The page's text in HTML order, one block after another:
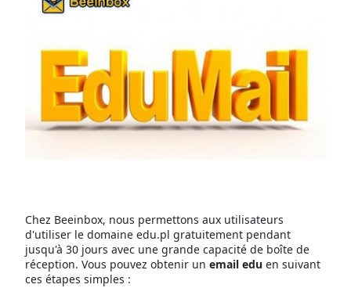
Chez Beeinbox, nous permettons aux utilisateurs
d'utiliser le domaine edu.pl gratuitement pendant
jusqu'à 30 jours avec une grande capacité de boîte de
réception. Vous pouvez obtenir un email eduen suivant
ces étapes simples :